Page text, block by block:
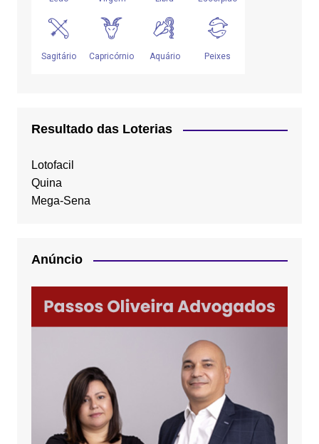
Resultado das Loterias
Lotofacil
Quina
Mega-Sena
Anúncio